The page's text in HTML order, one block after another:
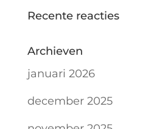
Recente reacties
Archieven
januari 2026
december 2025